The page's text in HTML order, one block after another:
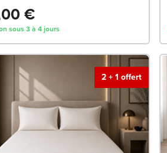
€
sous 3 à 4 jours
2 + 1 offert